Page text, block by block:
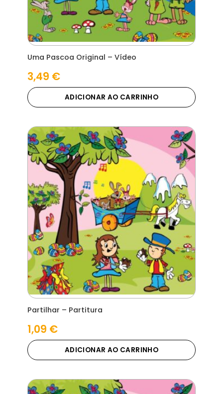
Uma Pascoa Original – Vídeo
3,49 €
ADICIONAR AO CARRINHO
Partilhar – Partitura
1,09 €
ADICIONAR AO CARRINHO